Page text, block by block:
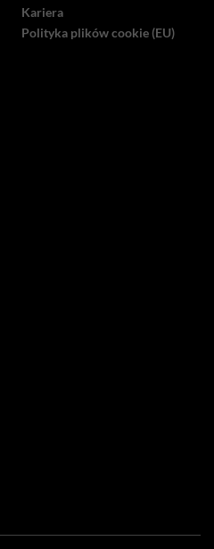
Kariera
Polityka plików cookie (EU)